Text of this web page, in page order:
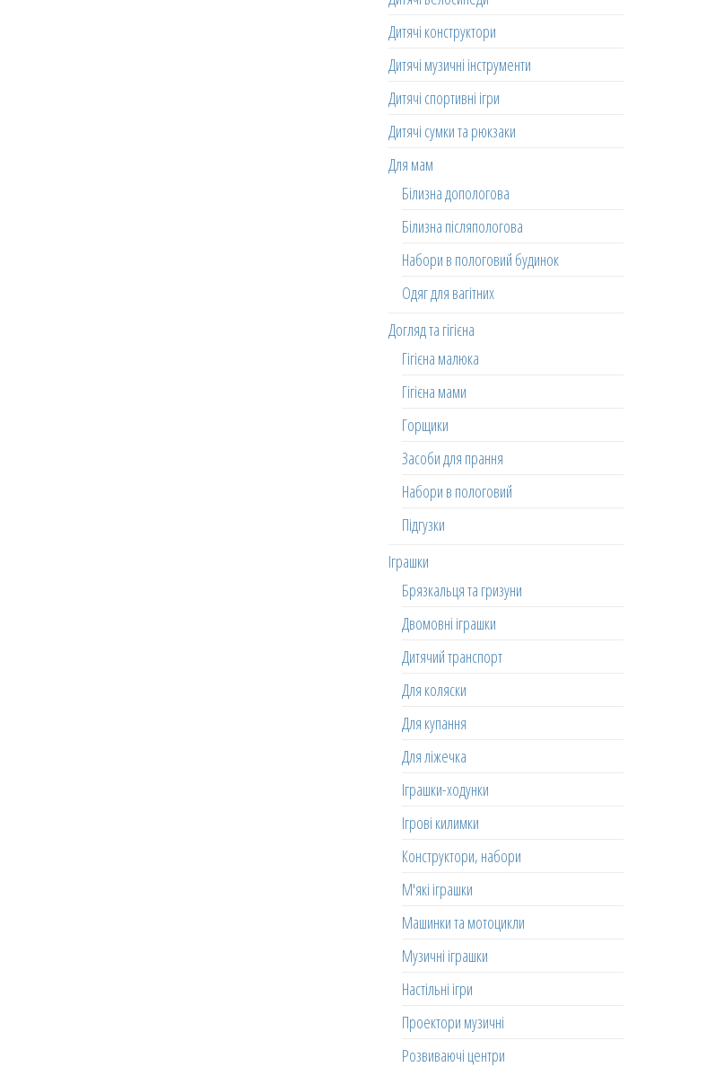
Дитячі конструктори
Дитячі музичні інструменти
Дитячі спортивні ігри
Дитячі сумки та рюкзаки
Для мам
Білизна допологова
Білизна післяпологова
Набори в пологовий будинок
Одяг для вагітних
Догляд та гігієна
Гігієна малюка
Гігієна мами
Горщики
Засоби для прання
Набори в пологовий
Підгузки
Іграшки
Брязкальця та гризуни
Двомовні іграшки
Дитячий транспорт
Для коляски
Для купання
Для ліжечка
Іграшки-ходунки
Ігрові килимки
Конструктори, набори
М'які іграшки
Машинки та мотоцикли
Музичні іграшки
Настільні ігри
Проектори музичні
Розвиваючі центри